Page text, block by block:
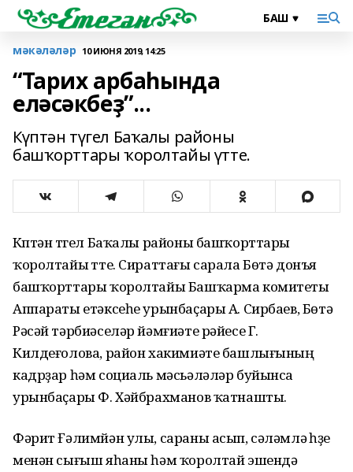
мәкәләләр 10 ИЮНЯ 2019, 14:25
“Тарих арбаһында
еләсәкбеҙ”...
Күптән түгел Баҡалы районы
башҡорттары ҡоролтайы үтте.
Күптән түгел Баҡалы районы башҡорттары
ҡоролтайы үтте. Сираттағы сарала Бөтә донъя
башҡорттары ҡоролтайы Башҡарма комитеты
Аппараты етәксеһе урынбаҫары А. Сирбаев, Бөтә
Рәсәй тәрбиәселәр йәмғиәте рәйесе Г.
Килдеғолова, район хакимиәте башлығының
кадрҙар һәм социаль мәсьәләләр буйынса
урынбаҫары Ф. Хәйбрахманов ҡатнашты.
Фәрит Ғәлимйән улы, сараны асып, сәләмләү һүҙе
менән сығыш яһаны һәм ҡоролтай эшендә